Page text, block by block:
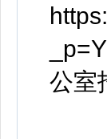
公室